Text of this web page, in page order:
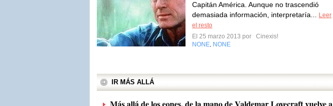
Capitán América. Aunque no trascendió
demasiada información, interpretaría...
Leer
el resto
El 25 marzo 2013 por
Cinexis!
NONE NONE
IR MÁS ALLÁ